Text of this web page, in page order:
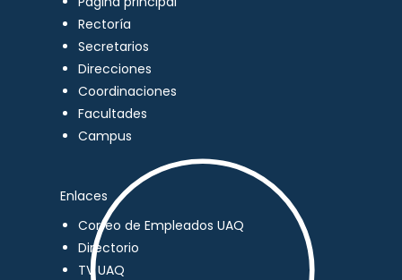
Rectoría
Secretarios
Direcciones
Coordinaciones
Facultades
Campus
Enlaces
Correo de Empleados UAQ
Directorio
TV UAQ